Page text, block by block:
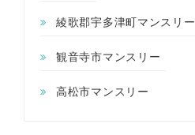
綾歌郡宇多津町マンスリー
観音寺市マンスリー
高松市マンスリー